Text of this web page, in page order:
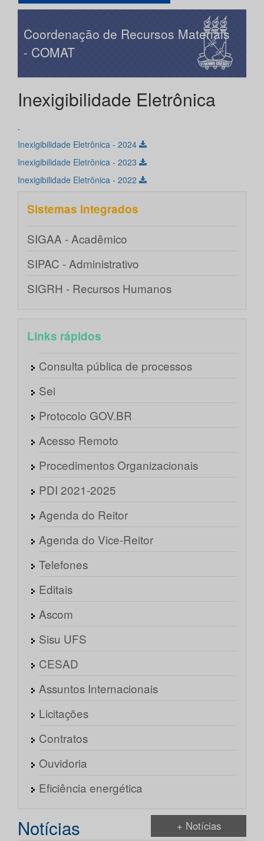
Coordenação de Recursos Materiais
- COMAT
Inexigibilidade Eletrônica
.
Inexigibilidade Eletrônica - 2024
Inexigibilidade Eletrônica - 2023
Inexigibilidade Eletrônica - 2022
Sistemas integrados
SIGAA - Acadêmico
SIPAC - Administrativo
SIGRH - Recursos Humanos
Links rápidos
Consulta pública de processos
Sei
Protocolo GOV.BR
Acesso Remoto
Procedimentos Organizacionais
PDI 2021-2025
Agenda do Reitor
Agenda do Vice-Reitor
Telefones
Editais
Ascom
Sisu UFS
CESAD
Assuntos Internacionais
Licitações
Contratos
Ouvidoria
Eficiência energética
Notícias + Notícias